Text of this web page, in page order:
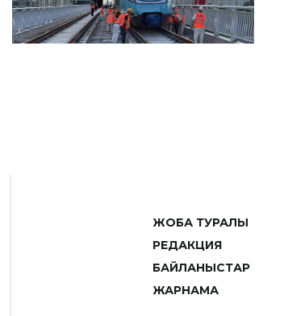
ЖОБА ТУРАЛЫ
РЕДАКЦИЯ
БАЙЛАНЫСТАР
ЖАРНАМА